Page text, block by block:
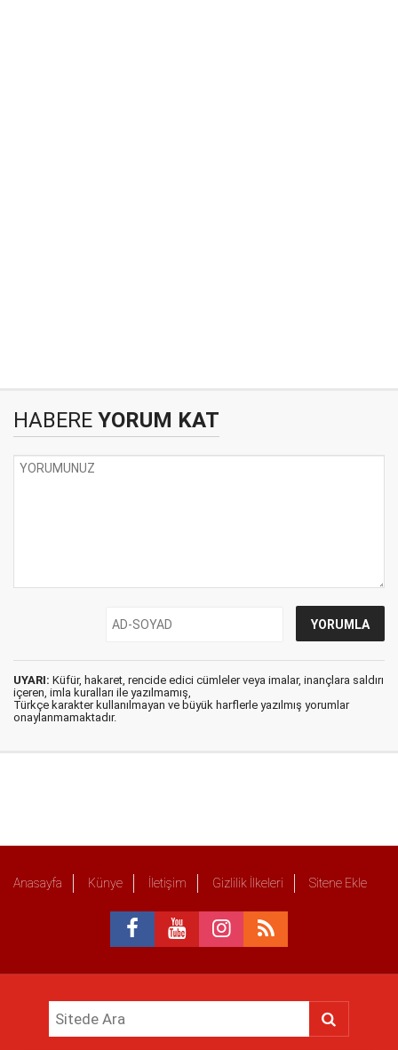
HABERE YORUM KAT
UYARI: Küfür, hakaret, rencide edici cümleler veya imalar, inançlara saldırı
içeren, imla kuralları ile yazılmamış,
Türkçe karakter kullanılmayan ve büyük harflerle yazılmış yorumlar
onaylanmamaktadır.
Anasayfa Künye İletişim Gizlilik İlkeleri Sitene Ekle